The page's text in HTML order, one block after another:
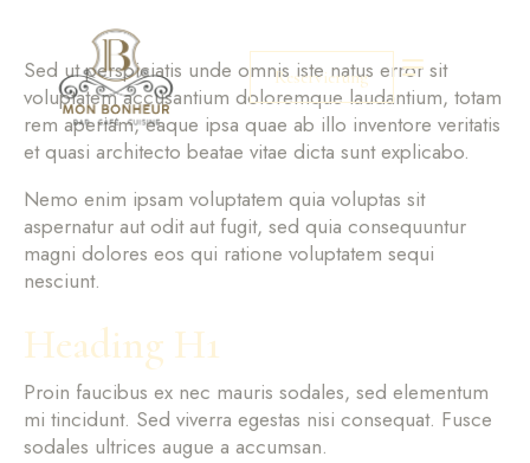
Reservierung
Sed ut perspiciatis unde omnis iste natus error sit
voluptatem accusantium doloremque laudantium, totam
rem aperiam, eaque ipsa quae ab illo inventore veritatis
et quasi architecto beatae vitae dicta sunt explicabo.
Nemo enim ipsam voluptatem quia voluptas sit
aspernatur aut odit aut fugit, sed quia consequuntur
magni dolores eos qui ratione voluptatem sequi
nesciunt.
Heading H1
Proin faucibus ex nec mauris sodales, sed elementum
mi tincidunt. Sed viverra egestas nisi consequat. Fusce
sodales ultrices augue a accumsan.